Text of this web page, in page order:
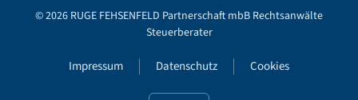
©2026 RUGE FEHSENFELD Partnerschaft mbB Rechtsanwälte
Steuerberater
Impressum Datenschutz Cookies